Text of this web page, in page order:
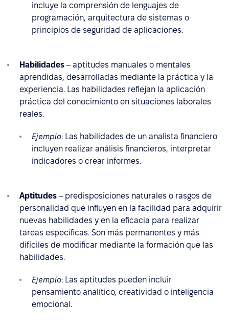
incluye la comprensión de lenguajes de
programación, arquitectura de sistemas o
principios de seguridad de aplicaciones.
Habilidades – aptitudes manuales o mentales
aprendidas, desarrolladas mediante la práctica y la
experiencia. Las habilidades reflejan la aplicación
práctica del conocimiento en situaciones laborales
reales.
Ejemplo: Las habilidades de un analista financiero
incluyen realizar análisis financieros, interpretar
indicadores o crear informes.
Aptitudes – predisposiciones naturales o rasgos de
personalidad que influyen en la facilidad para adquirir
nuevas habilidades y en la eficacia para realizar
tareas específicas. Son más permanentes y más
difíciles de modificar mediante la formación que las
habilidades.
Ejemplo: Las aptitudes pueden incluir
pensamiento analítico, creatividad o inteligencia
emocional.